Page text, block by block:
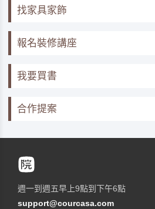
找家具家飾
報名裝修講座
我要買書
合作提案
週一到週五早上9點到下午6點
support@courcasa.com